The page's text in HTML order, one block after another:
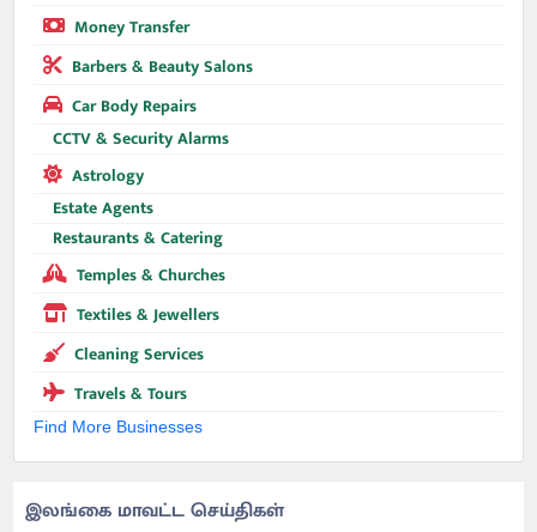
Money Transfer
Barbers & Beauty Salons
Car Body Repairs
CCTV & Security Alarms
Astrology
Estate Agents
Restaurants & Catering
Temples & Churches
Textiles & Jewellers
Cleaning Services
Travels & Tours
Find More Businesses
இலங்கை மாவட்ட செய்திகள்